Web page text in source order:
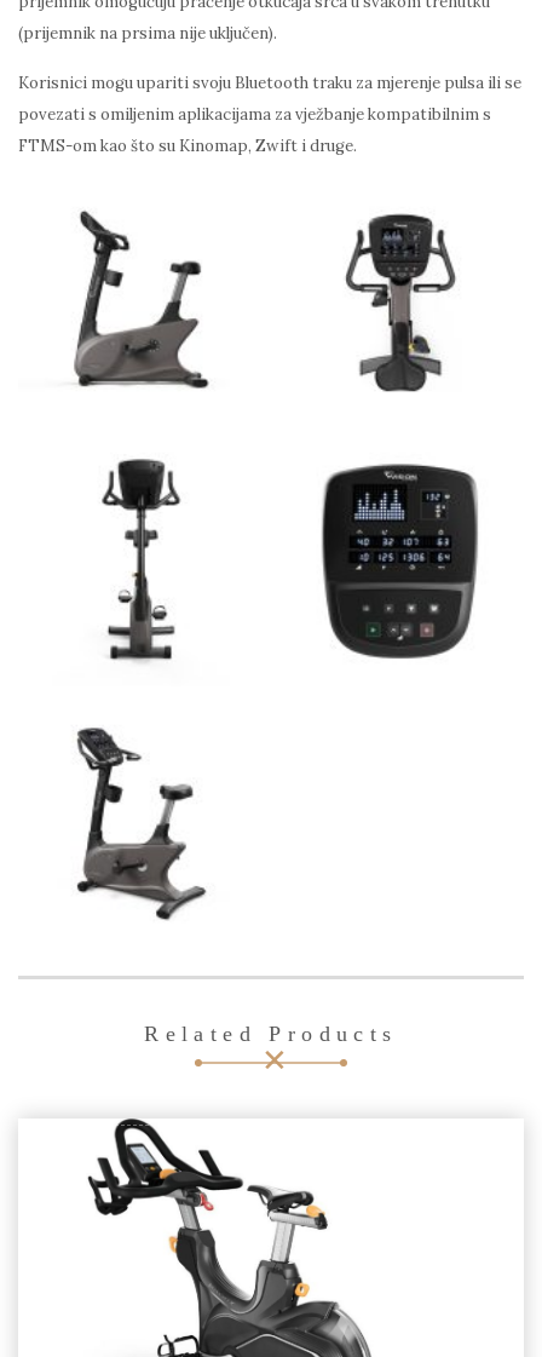
(prijemnik na prsima nije uključen).
Korisnici mogu upariti svoju Bluetooth traku za mjerenje pulsa ili se
povezati s omiljenim aplikacijama za vježbanje kompatibilnim s
FTMS-om kao što su Kinomap, Zwift i druge.
Related Products